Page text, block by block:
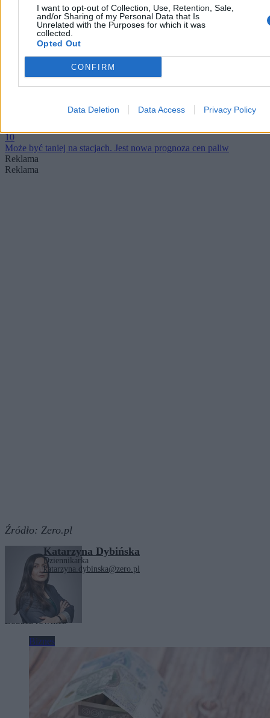
I want to opt-out of Collection, Use, Retention, Sale,
and/or Sharing of my Personal Data that Is
Unrelated with the Purposes for which it was
collected.
Opted Out
CONFIRM
Data Deletion Data Access Privacy Policy
Péter Magyar wyciąga wnioski po niedoszłym blackoucie. Przy
okazji dostało się Orbánowi
Tańsze paliwo jeszcze w wakacje? Rząd szykuje decyzję
Wiek emerytalny do zmiany? Pełczyńska-Nałęcz tłumaczy się ze
10
Może być taniej na stacjach. Jest nowa prognoza cen paliw
Reklama
Reklama
Źródło: Zero.pl
Katarzyna Dybińska
Dziennikarka
katarzyna.dybinska@zero.pl
Tagi:
Zobacz również
Biznes